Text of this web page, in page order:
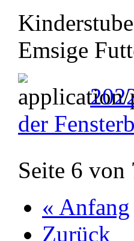
Emsige
der
Seite 6 von
« Anfang
Zurück